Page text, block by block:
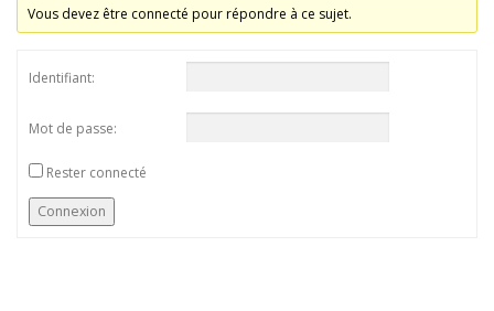
Vous devez être connecté pour répondre à ce sujet.
Identifiant:
Mot de passe:
Rester connecté
Connexion